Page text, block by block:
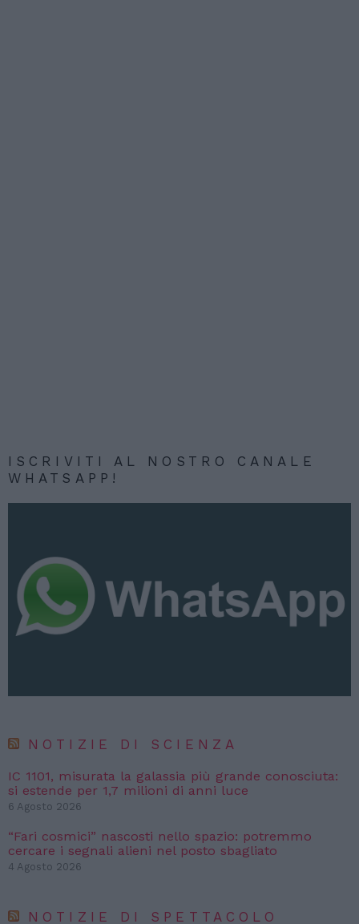
ISCRIVITI AL NOSTRO CANALE
WHATSAPP!
NOTIZIE DI SCIENZA
IC 1101, misurata la galassia più grande conosciuta:
si estende per 1,7 milioni di anni luce
6 Agosto 2026
“Fari cosmici” nascosti nello spazio: potremmo
cercare i segnali alieni nel posto sbagliato
4 Agosto 2026
NOTIZIE DI SPETTACOLO